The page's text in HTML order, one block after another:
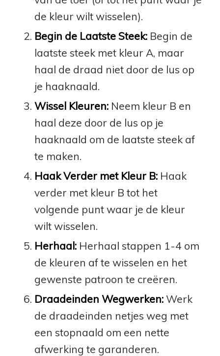
de kleur wilt wisselen).
Begin de Laatste Steek:Begin de
laatste steek met kleur A, maar
haal de draad niet door de lus op
je haaknaald.
Wissel Kleuren:Neem kleur B en
haal deze door de lus op je
haaknaald om de laatste steek af
te maken.
Haak Verder met Kleur B:Haak
verder met kleur B tot het
volgende punt waar je de kleur
wilt wisselen.
Herhaal:Herhaal stappen 1-4 om
de kleuren af te wisselen en het
gewenste patroon te creëren.
Draadeinden Wegwerken:Werk
de draadeinden netjes weg met
een stopnaald om een ​​nette
afwerking te garanderen.